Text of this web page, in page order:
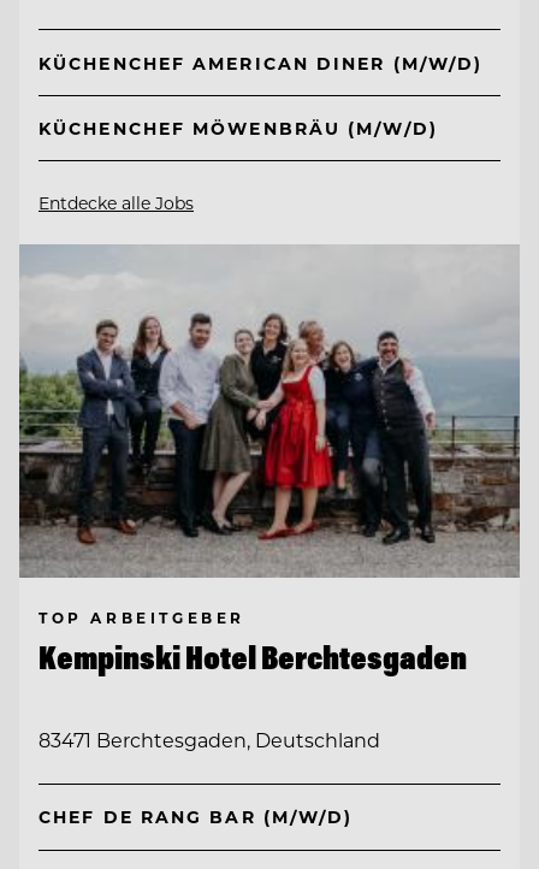
KÜCHENCHEF AMERICAN DINER (M/W/D)
KÜCHENCHEF MÖWENBRÄU (M/W/D)
Entdecke alle Jobs
TOP ARBEITGEBER
Kempinski Hotel Berchtesgaden
83471 Berchtesgaden, Deutschland
CHEF DE RANG BAR (M/W/D)